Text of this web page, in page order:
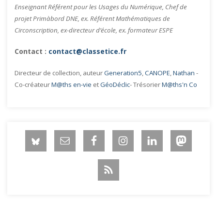
Enseignant Référent pour les Usages du Numérique, Chef de
projet Primàbord DNE, ex. Référent Mathématiques de
Circonscription, ex-directeur d’école, ex. formateur ESPE
Contact : contact@classetice.fr
Directeur de collection, auteurGeneration5,CANOPE,Nathan -
Co-créateurM@ths en-vie etGéoDéclic- TrésorierM@ths'n Co